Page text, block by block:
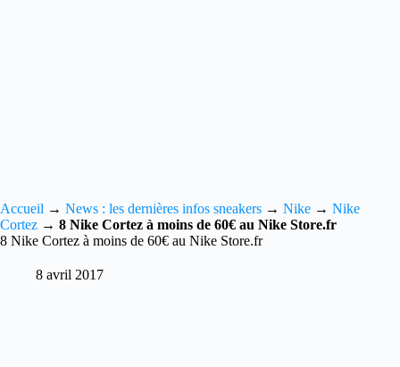
Accueil → News : les dernières infos sneakers → Nike → Nike
Cortez → 8 Nike Cortez à moins de 60€ au Nike Store.fr
8 Nike Cortez à moins de 60€ au Nike Store.fr
8 avril 2017